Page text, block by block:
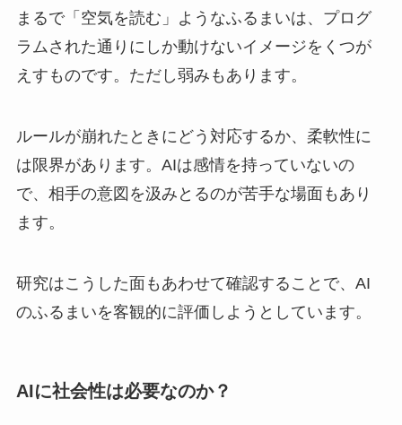
まるで「空気を読む」ようなふるまいは、プログ
ラムされた通りにしか動けないイメージをくつが
えすものです。ただし弱みもあります。
ルールが崩れたときにどう対応するか、柔軟性に
は限界があります。AIは感情を持っていないの
で、相手の意図を汲みとるのが苦手な場面もあり
ます。
研究はこうした面もあわせて確認することで、AI
のふるまいを客観的に評価しようとしています。
AIに社会性は必要なのか？